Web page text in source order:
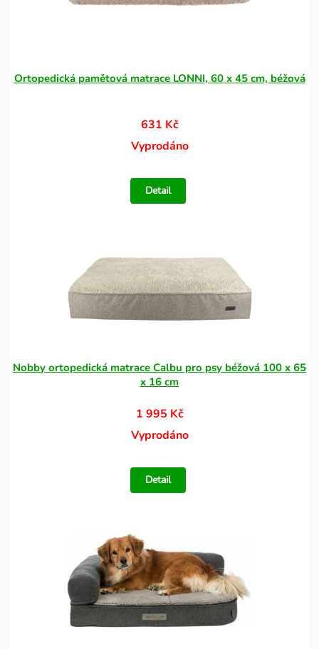
Ortopedická pamětová matrace LONNI, 60 x 45 cm, béžová
631 Kč
Vyprodáno
Detail
Nobby ortopedická matrace Calbu pro psy béžová 100 x 65
x 16 cm
1 995 Kč
Vyprodáno
Detail